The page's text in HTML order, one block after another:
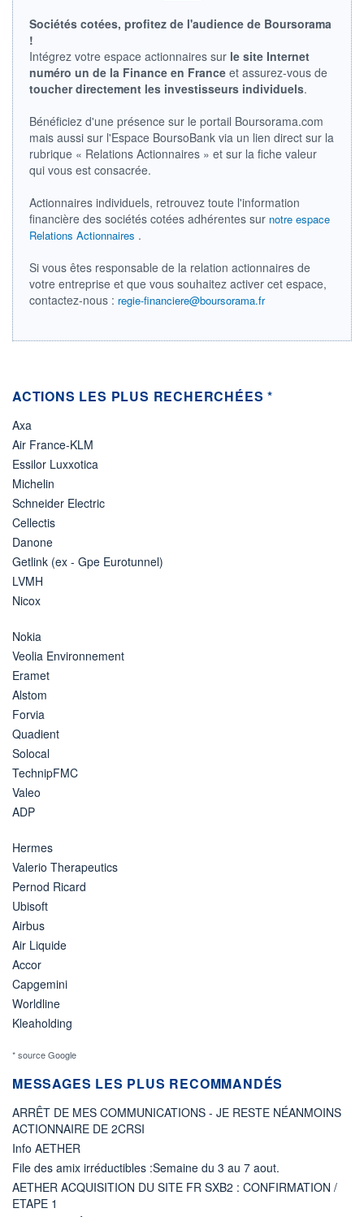
LIMITE À LA
BAISSE
LIMITE À LA
HAUSSE
RENDEMENT
ESTIMÉ 2026
-
PER ESTIMÉ
2026
-
DERNIER
DIVIDENDE
0,00 EUR
DATE
DERNIER
DIVIDENDE
-
PROCHAIN
ÉLIGIBILITÉ
Non éligible
+ PORTEFEUILLE + LISTE
Sociétés cotées, profitez de l'audience de Boursorama
!
Intégrez votre espace actionnaires sur le site Internet
numéro un de la Finance en France et assurez-vous de
toucher directement les investisseurs individuels.
Bénéficiez d'une présence sur le portail Boursorama.com
mais aussi sur l'Espace BoursoBank via un lien direct sur la
rubrique « Relations Actionnaires » et sur la fiche valeur
qui vous est consacrée.
Actionnaires individuels, retrouvez toute l'information
financière des sociétés cotées adhérentes sur notre espace
Relations Actionnaires .
Si vous êtes responsable de la relation actionnaires de
votre entreprise et que vous souhaitez activer cet espace,
contactez-nous : regie-financiere@boursorama.fr
ACTIONS LES PLUS RECHERCHÉES *
Axa
Air France-KLM
Essilor Luxxotica
Michelin
Schneider Electric
Cellectis
Danone
Getlink (ex - Gpe Eurotunnel)
LVMH
Nicox
Nokia
Veolia Environnement
Eramet
Alstom
Forvia
Quadient
Solocal
TechnipFMC
Valeo
ADP
Hermes
Valerio Therapeutics
Pernod Ricard
Ubisoft
Airbus
Air Liquide
Accor
Capgemini
Worldline
Kleaholding
* source Google
MESSAGES LES PLUS RECOMMANDÉS
ARRÊT DE MES COMMUNICATIONS - JE RESTE NÉANMOINS
ACTIONNAIRE DE 2CRSI
Info AETHER
File des amix irréductibles :Semaine du 3 au 7 aout.
AETHER ACQUISITION DU SITE FR SXB2 : CONFIRMATION /
ETAPE 1